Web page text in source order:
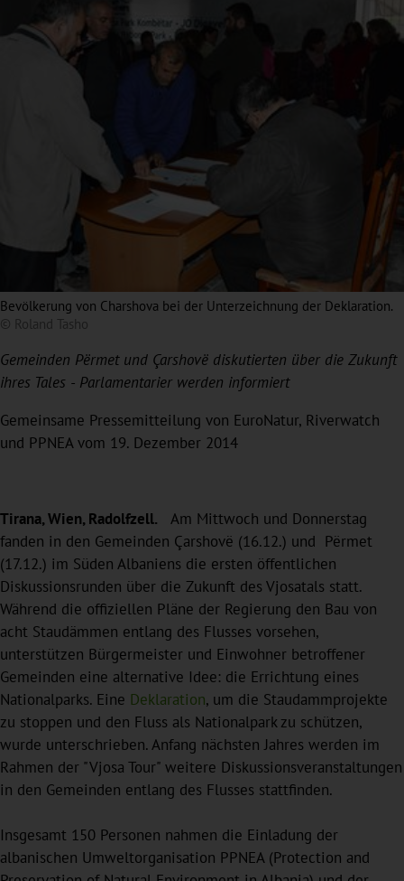
Bevölkerung von Charshova bei der Unterzeichnung der Deklaration.
© Roland Tasho
Gemeinden Përmet und Çarshovë diskutierten über die Zukunft
ihres Tales - Parlamentarier werden informiert
Gemeinsame Pressemitteilung von EuroNatur, Riverwatch
und PPNEA vom 19. Dezember 2014
Tirana, Wien, Radolfzell. Am Mittwoch und Donnerstag
fanden in den Gemeinden Çarshovë (16.12.) und Përmet
(17.12.) im Süden Albaniens die ersten öffentlichen
Diskussionsrunden über die Zukunft des Vjosatals statt.
Während die offiziellen Pläne der Regierung den Bau von
acht Staudämmen entlang des Flusses vorsehen,
unterstützen Bürgermeister und Einwohner betroffener
Gemeinden eine alternative Idee: die Errichtung eines
Nationalparks. Eine Deklaration, um die Staudammprojekte
zu stoppen und den Fluss als Nationalpark zu schützen,
wurde unterschrieben. Anfang nächsten Jahres werden im
Rahmen der "Vjosa Tour" weitere Diskussionsveranstaltungen
in den Gemeinden entlang des Flusses stattfinden.
Insgesamt 150 Personen nahmen die Einladung der
albanischen Umweltorganisation PPNEA (Protection and